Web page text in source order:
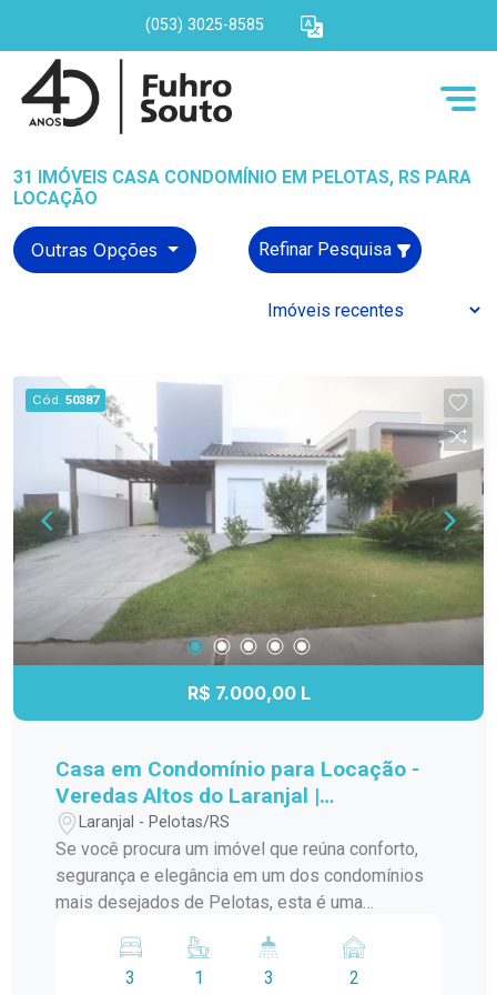
(053) 3025-8585
31 IMÓVEIS CASA CONDOMÍNIO EM PELOTAS, RS PARA
LOCAÇÃO
Outras Opções Refinar Pesquisa
Cód. 50387
R$ 7.000,00 L
Casa em Condomínio para Locação -
Veredas Altos do Laranjal |
Sofisticação, conforto e qualidade de
vida
Laranjal - Pelotas/RS
Se você procura um imóvel que reúna conforto,
segurança e elegância em um dos condomínios
mais desejados de Pelotas, esta é uma
Condomínio Veredas Altos do Laranjal, esta
residência oferece um projeto moderno,
3 1 3 2